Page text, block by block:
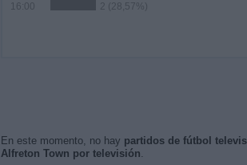
16:00
2 (28,57%)
En este momento, no hay partidos de fútbol
Alfreton Town por televisión.